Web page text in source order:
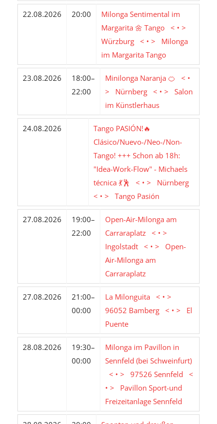
22.08.2026 20:00
Milonga Sentimental im
Margarita 🌼 Tango < • >
Würzburg < • > Milonga
im Margarita Tango
23.08.2026
18:00–
22:00
Minilonga Naranja 🍊 < •
> Nürnberg < • > Salon
im Künstlerhaus
24.08.2026
Tango PASIÓN!🔥
Clásico/Nuevo-/Neo-/Non-
Tango! +++ Schon ab 18h:
"Idea-Work-Flow" - Michaels
técnica 💃🕺 < • > Nürnberg
< • > Tango Pasión
27.08.2026
19:00–
22:00
Open-Air-Milonga am
Carraraplatz < • >
Ingolstadt < • > Open-
Air-Milonga am
Carraraplatz
27.08.2026
21:00–
00:00
La Milonguita < • >
96052 Bamberg < • > El
Puente
28.08.2026
19:30–
00:00
Milonga im Pavillon in
Sennfeld (bei Schweinfurt)
< • > 97526 Sennfeld <
• > Pavillon Sport-und
Freizeitanlage Sennfeld